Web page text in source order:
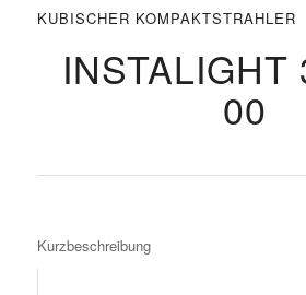
KUBISCHER KOMPAKTSTRAHLER
INSTALIGHT
00
Kurzbeschreibung